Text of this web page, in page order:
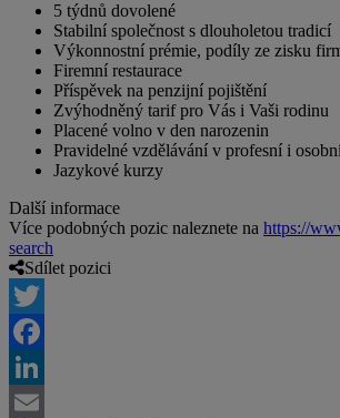
5 týdnů dovolené
Stabilní společnost s dlouholetou tradicí
Výkonnostní prémie, podíly ze zisku
Firemní restaurace
Příspěvek na penzijní pojištění
Zvýhodněný tarif pro Vás i Vaši rodinu
Placené volno v den narozenin
Pravidelné vzdělávání v profesní i
Jazykové kurzy
Další informace
Více podobných pozic naleznete na https://
search
Sdílet pozici
Twitter
Facebook
LinkedIn